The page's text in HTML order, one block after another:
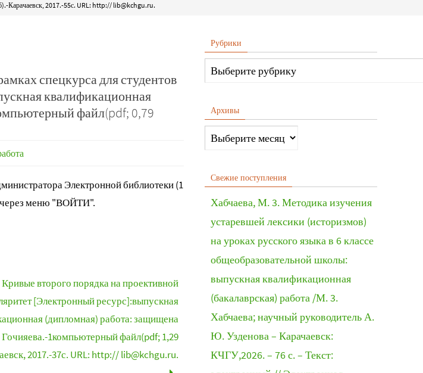
Карачаевск, 2017.-55с. URL: http:// lib@kchgu.ru.
спецкурса для студентов
квалификационная
файл(pdf; 0,79
Электронной библиотеки (1
через меню "ВОЙТИ".
второго порядка на проективной
[Электронный ресурс]:выпускная
(дипломная) работа: защищена
1компьютерный файл(pdf; 1,29
2017.-37с. URL: http:// lib@kchgu.ru.
Рубрики
Архивы
Свежие поступления
Хабчаева, М. 3. Методика изучения
устаревшей лексики (историзмов)
на уроках русского языка в 6 классе
общеобразовательной школы:
выпускная квалификационная
(бакалаврская) работа /М. 3.
Хабчаева; научный руководитель А.
Ю. Узденова – Карачаевск:
КЧГУ,2026. – 76 с. – Текст: